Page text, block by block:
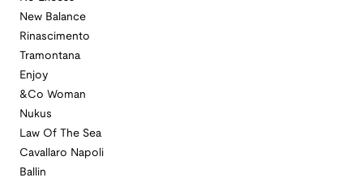
New Balance
Rinascimento
Tramontana
Enjoy
&Co Woman
Nukus
Law Of The Sea
Cavallaro Napoli
Ballin